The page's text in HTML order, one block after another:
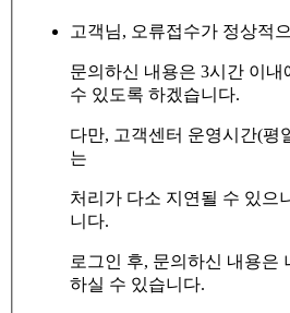
고객님, 오류접수가 정상적
문의하신 내용은 3시간 이내
수 있도록 하겠습니다.
다만, 고객센터 운영시간(평
는
처리가 다소 지연될 수 있으
니다.
로그인 후, 문의하신 내용은
하실 수 있습니다.